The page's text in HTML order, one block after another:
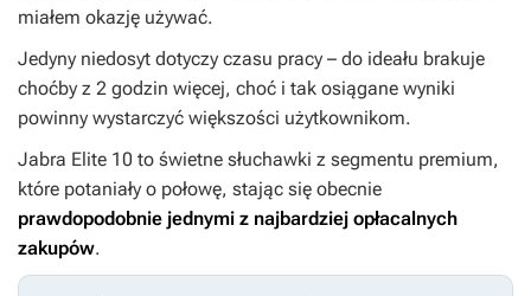
miałem okazję używać.
Jedyny niedosyt dotyczy czasu pracy – do ideału brakuje
choćby z 2 godzin więcej, choć i tak osiągane wyniki
powinny wystarczyć większości użytkownikom.
Jabra Elite 10 to świetne słuchawki z segmentu premium,
które potaniały o połowę, stając się obecnie
prawdopodobnie jednymi z najbardziej opłacalnych
zakupów.